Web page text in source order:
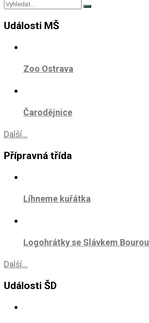
Události MŠ
Zoo Ostrava
Čarodějnice
Další...
Přípravná třída
Líhneme kuřátka
Logohrátky se Slávkem Bourou
Další...
Události ŠD